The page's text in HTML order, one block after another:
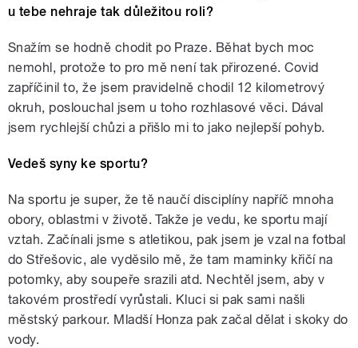
u tebe nehraje tak důležitou roli?
Snažím se hodně chodit po Praze. Běhat bych moc
nemohl, protože to pro mě není tak přirozené. Covid
zapříčinil to, že jsem pravidelně chodil 12 kilometrový
okruh, poslouchal jsem u toho rozhlasové věci. Dával
jsem rychlejší chůzi a přišlo mi to jako nejlepší pohyb.
Vedeš syny ke sportu?
Na sportu je super, že tě naučí disciplíny napříč mnoha
obory, oblastmi v životě. Takže je vedu, ke sportu mají
vztah. Začínali jsme s atletikou, pak jsem je vzal na fotbal
do Střešovic, ale vyděsilo mě, že tam maminky křičí na
potomky, aby soupeře srazili atd. Nechtěl jsem, aby v
takovém prostředí vyrůstali. Kluci si pak sami našli
městský parkour. Mladší Honza pak začal dělat i skoky do
vody.